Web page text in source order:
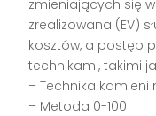
zmieniających się
zrealizowana (EV)
kosztów, a postęp
technikami, takimi
– Technika kamieni
– Metoda 0-100